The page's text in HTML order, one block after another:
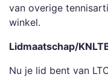
van overige
winkel.
Lidmaatschap/
Nu je lid bent van